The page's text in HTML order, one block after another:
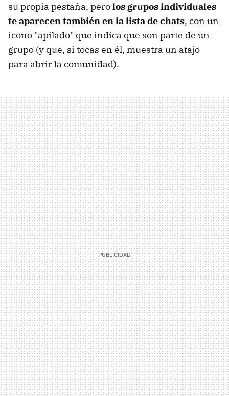
su propia pestaña, perolos grupos individuales
te aparecen también en la lista de chats, con un
icono "apilado" que indica que son parte de un
grupo (y que, si tocas en él, muestra un atajo
para abrir la comunidad).